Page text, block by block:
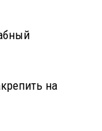
на